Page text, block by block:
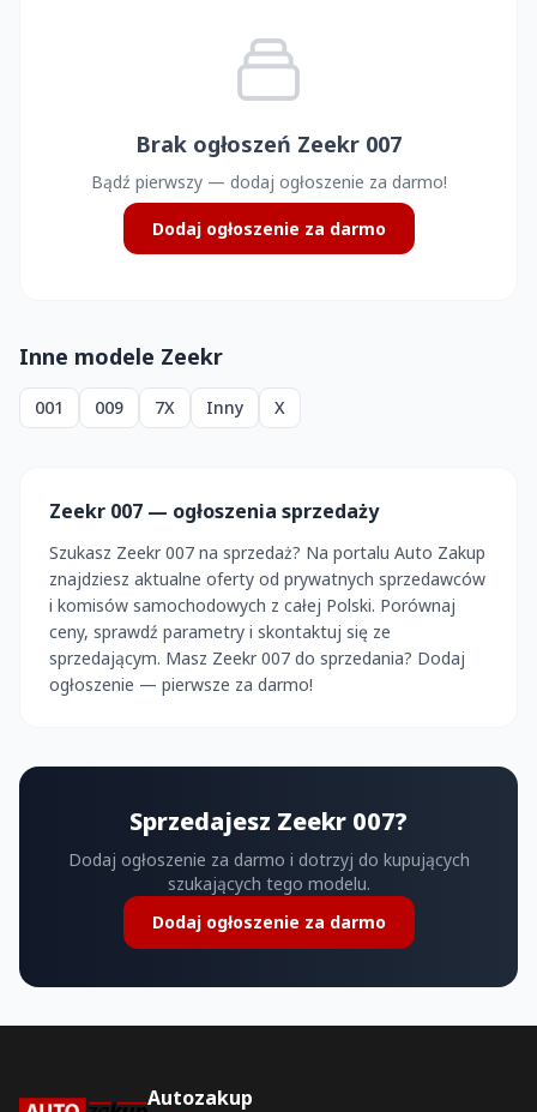
Brak ogłoszeń Zeekr 007
Bądź pierwszy — dodaj ogłoszenie za darmo!
Dodaj ogłoszenie za darmo
Inne modele Zeekr
001 009 7X Inny X
Zeekr 007 — ogłoszenia sprzedaży
Szukasz Zeekr 007 na sprzedaż? Na portalu Auto Zakup
znajdziesz aktualne oferty od prywatnych sprzedawców
i komisów samochodowych z całej Polski. Porównaj
ceny, sprawdź parametry i skontaktuj się ze
sprzedającym. Masz Zeekr 007 do sprzedania? Dodaj
ogłoszenie — pierwsze za darmo!
Sprzedajesz Zeekr 007?
Dodaj ogłoszenie za darmo i dotrzyj do kupujących
szukających tego modelu.
Dodaj ogłoszenie za darmo
Autozakup